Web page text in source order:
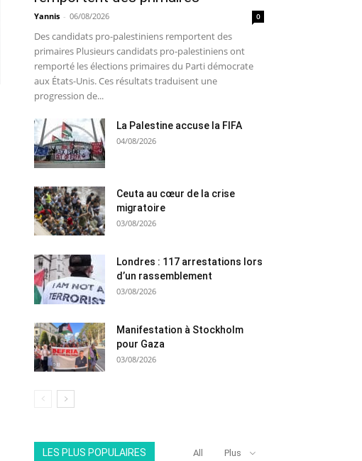
Yannis - 06/08/2026 0
Des candidats pro-palestiniens remportent des
primaires Plusieurs candidats pro-palestiniens ont
remporté les élections primaires du Parti démocrate
aux États-Unis. Ces résultats traduisent une
progression de...
La Palestine accuse la FIFA
04/08/2026
Ceuta au cœur de la crise
migratoire
03/08/2026
Londres : 117 arrestations lors
d’un rassemblement
03/08/2026
Manifestation à Stockholm
pour Gaza
03/08/2026
LES PLUS POPULAIRES All Plus